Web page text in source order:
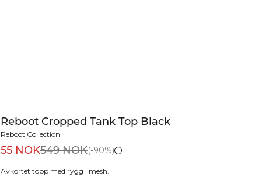
Reboot Cropped Tank Top Black
Reboot Collection
55 NOK549 NOK(-90%)
Avkortet topp med rygg i mesh.